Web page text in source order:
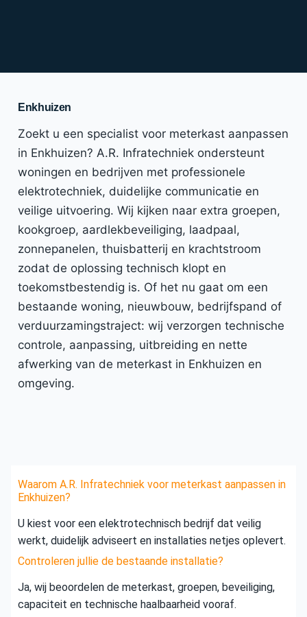
Enkhuizen
Zoekt u een specialist voor meterkast aanpassen
in Enkhuizen? A.R. Infratechniek ondersteunt
woningen en bedrijven met professionele
elektrotechniek, duidelijke communicatie en
veilige uitvoering. Wij kijken naar extra groepen,
kookgroep, aardlekbeveiliging, laadpaal,
zonnepanelen, thuisbatterij en krachtstroom
zodat de oplossing technisch klopt en
toekomstbestendig is. Of het nu gaat om een
bestaande woning, nieuwbouw, bedrijfspand of
verduurzamingstraject: wij verzorgen technische
controle, aanpassing, uitbreiding en nette
afwerking van de meterkast in Enkhuizen en
omgeving.
Waarom A.R. Infratechniek voor meterkast aanpassen in
Enkhuizen?
U kiest voor een elektrotechnisch bedrijf dat veilig
werkt, duidelijk adviseert en installaties netjes oplevert.
Controleren jullie de bestaande installatie?
Ja, wij beoordelen de meterkast, groepen, beveiliging,
capaciteit en technische haalbaarheid vooraf.